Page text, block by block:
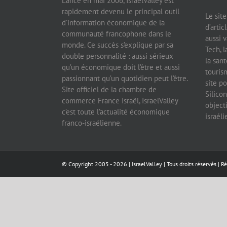
rapidement devenu le principal outil
d’information économique de la
communauté francophone dans le
monde. Ce succès s’explique par sa
double personnalité : aussi sérieux
qu’un économique doit l’être et aussi
passionnant qu’un quotidien peut l’être.
Site officiel de la chambre de
commerce France Israël, IsraelValley
c’est toute l’actualité économique
franco-israélienne.
Le
aussi
Tech,
la
site
© Copyright 2005 - 2026 | IsraelValley | Tous droits réservés |